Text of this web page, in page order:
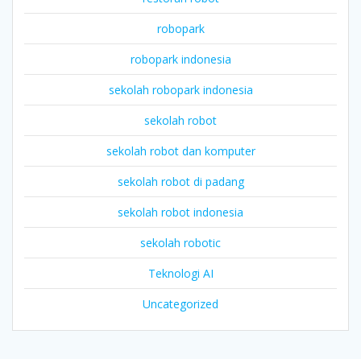
robopark
robopark indonesia
sekolah robopark indonesia
sekolah robot
sekolah robot dan komputer
sekolah robot di padang
sekolah robot indonesia
sekolah robotic
Teknologi AI
Uncategorized